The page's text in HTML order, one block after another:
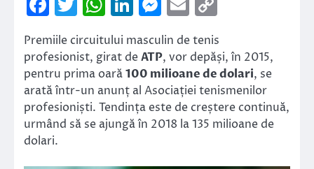
Premiile circuitului masculin de tenis
profesionist, girat deATP, vor depăși, în 2015,
pentru prima oară100 milioane de dolari, se
arată într-un anunț al Asociației tenismenilor
profesioniști. Tendința este de creștere continuă,
urmând să se ajungă în 2018 la 135 milioane de
dolari.